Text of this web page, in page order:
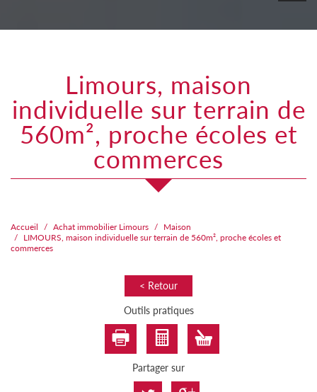
limours, maison
individuelle sur terrain de
560m², proche écoles et
commerces
Accueil Achat immobilier Limours
Maison
LIMOURS, maison individuelle sur terrain de 560m², proche écoles et
commerces
< Retour
Outils pratiques
Partager sur